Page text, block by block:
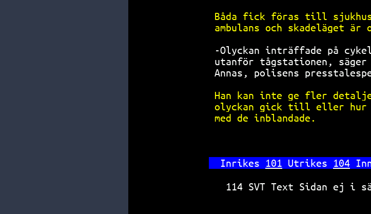
Båda fick föras till
ambulans och skadeläget
-Olyckan inträffade på
utanför tågstationen,
Annas, polisens
Han kan inte ge fler
olyckan gick till eller
med de
Inrikes 101 Utrikes 104
114 SVT Text Sidan ej i